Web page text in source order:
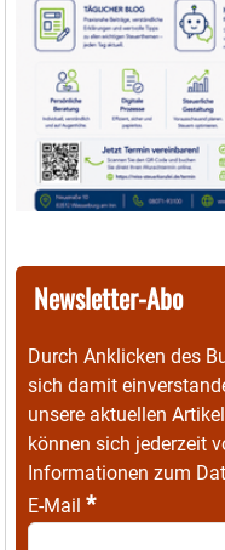
Newsletter-Abo
Durch Anklicken des
sich damit
unsere aktuellen
können sich jederzeit
Informationen zum
E-Mail *